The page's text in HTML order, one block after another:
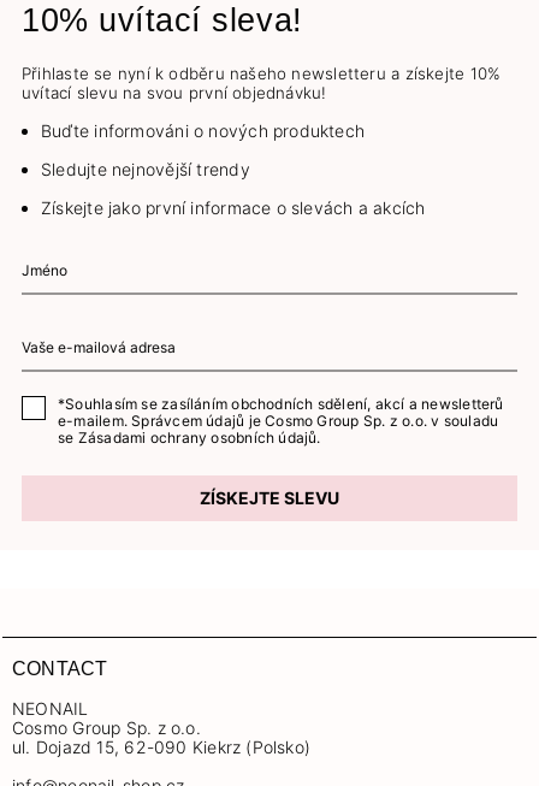
10% uvítací sleva!
Přihlaste se nyní k odběru našeho newsletteru a získejte 10%
uvítací slevu na svou první objednávku!
Buďte informováni o nových produktech
Sledujte nejnovější trendy
Získejte jako první informace o slevách a akcích
*Souhlasím se zasíláním obchodních sdělení, akcí a newsletterů
e-mailem. Správcem údajů je Cosmo Group Sp. z o.o. v souladu
se Zásadami ochrany osobních údajů.
ZÍSKEJTE SLEVU
CONTACT
NEONAIL
Cosmo Group Sp. z o.o.
ul. Dojazd 15, 62-090 Kiekrz (Polsko)